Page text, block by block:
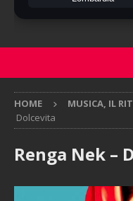
HOME MUSICA, IL
Dolcevita
Renga Nek –